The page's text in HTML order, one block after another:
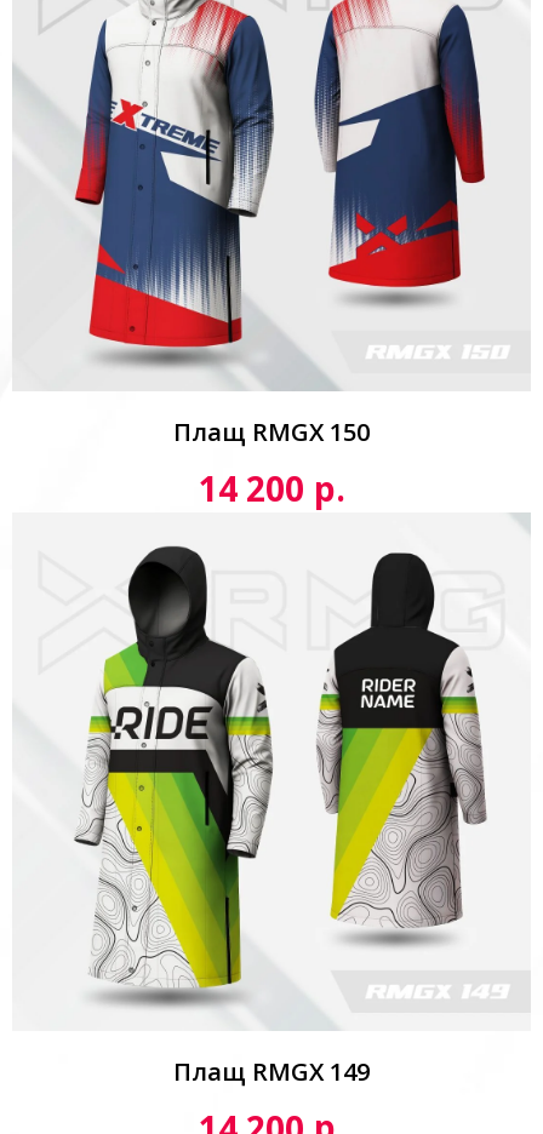
Плащ RMGX 150
14 200 р.
Плащ RMGX 149